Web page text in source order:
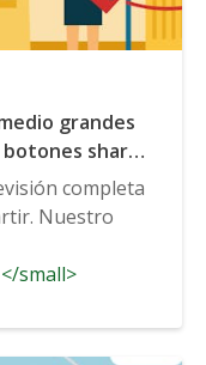
grandes
share
completa
Nuestro
small>